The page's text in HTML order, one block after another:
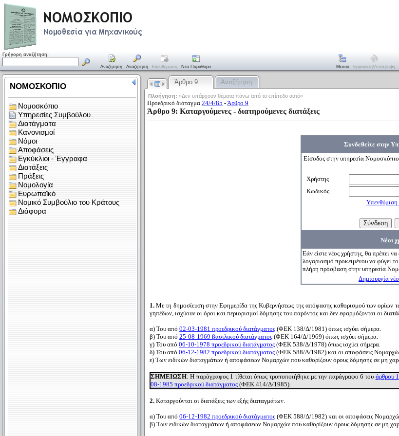
Γρήγορη αναζήτηση:
Αναζήτηση Αναζήτηση Ελευθέρωση Νέο Παράθυρο Μενού Εμφάνιση/απόκρυψη
Άρθρο 9:… Αναζήτηση